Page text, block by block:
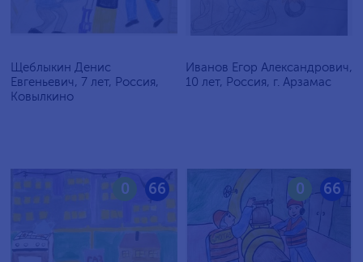
Щеблыкин Денис
Евгеньевич, 7 лет, Россия,
Ковылкино
Иванов Егор Александрович,
10 лет, Россия, г. Арзамас
66
0 66
0